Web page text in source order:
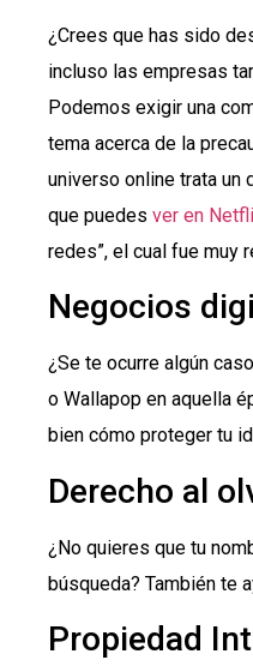
¿Crees que has sido
incluso las empresas
Podemos exigir una
tema acerca de la
universo online trata un
que puedes ver en
redes”, el cual fue muy
Negocios
¿Se te ocurre algún
o Wallapop en aquella
bien cómo proteger tu
Derecho al
¿No quieres que tu
búsqueda? También te
Propiedad